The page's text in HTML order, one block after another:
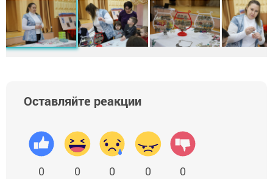
Оставляйте реакции
0 0 0 0 0